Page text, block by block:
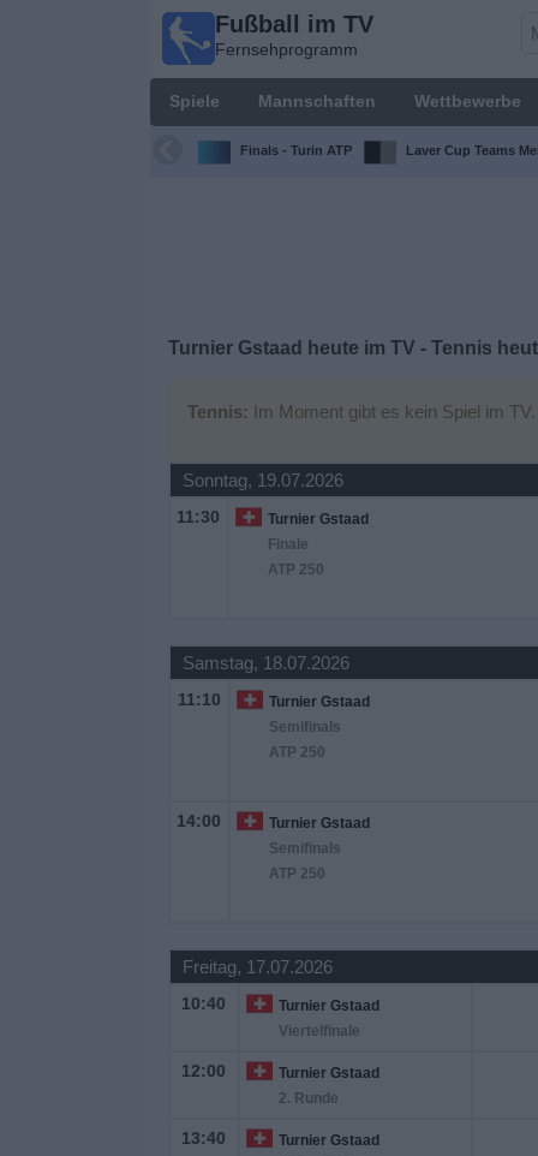
Fußball im TV
Fernsehprogramm
Spiele Mannschaften Wettbewerbe
Finals - Turin ATP Laver Cup Teams
Turnier Gstaad heute im TV - Tennis
Tennis: Im Moment gibt es kein Spiel im
Sonntag, 19.07.2026
11:30
Turnier Gstaad
Finale
ATP 250
Samstag, 18.07.2026
11:10
Turnier Gstaad
Semifinals
ATP 250
14:00
Turnier Gstaad
Semifinals
ATP 250
Freitag, 17.07.2026
10:40
Turnier Gstaad
Viertelfinale
12:00
Turnier Gstaad
2. Runde
13:40
Turnier Gstaad
Fußball im
Fernsehprogramm